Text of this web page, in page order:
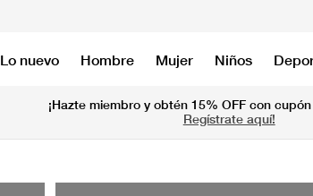
Lo nuevo Hombre Mujer Niños
¡Hazte miembro y obtén 15% OFF con
Regístrate aquí!